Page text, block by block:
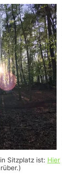
Sitzplatz ist: Hier